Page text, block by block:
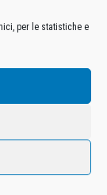
per le statistiche e